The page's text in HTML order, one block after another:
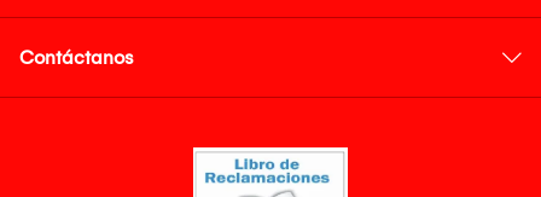
Contáctanos